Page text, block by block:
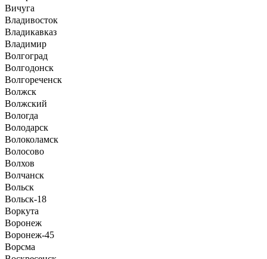
Вичуга
Владивосток
Владикавказ
Владимир
Волгоград
Волгодонск
Волгореченск
Волжск
Волжский
Вологда
Володарск
Волоколамск
Волосово
Волхов
Волчанск
Вольск
Вольск-18
Воркута
Воронеж
Воронеж-45
Ворсма